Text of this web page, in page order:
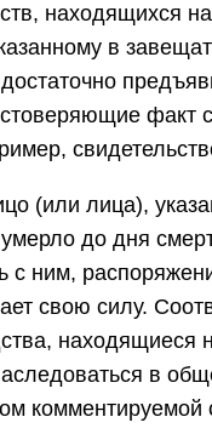
находящихся
в
факт
(или лица),
до дня
с ним,
свою силу.
находящиеся
в
комментируемой